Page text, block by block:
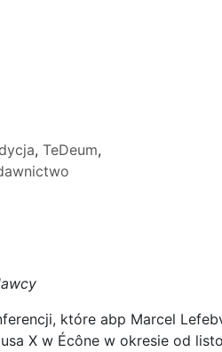
, TeDeum,
które abp Marcel
X w Écône w okresie od